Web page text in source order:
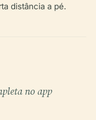
distância a pé.
no app